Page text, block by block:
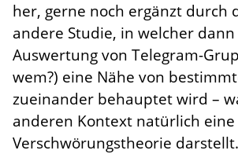
her, gerne noch ergänzt durch
andere Studie, in welcher
Auswertung von Telegram-
wem?) eine Nähe von
zueinander behauptet wird –
anderen Kontext natürlich eine
Verschwörungstheorie